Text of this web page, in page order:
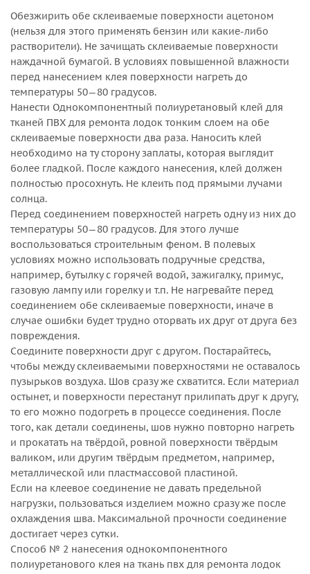
Обезжирить обе склеиваемые поверхности ацетоном
(нельзя для этого применять бензин или какие-либо
растворители). Не зачищать склеиваемые поверхности
наждачной бумагой. В условиях повышенной влажности
перед нанесением клея поверхности нагреть до
температуры 50—80 градусов.
Нанести Однокомпонентный полиуретановый клей для
тканей ПВХ для ремонта лодок тонким слоем на обе
склеиваемые поверхности два раза. Наносить клей
необходимо на ту сторону заплаты, которая выглядит
более гладкой. После каждого нанесения, клей должен
полностью просохнуть. Не клеить под прямыми лучами
солнца.
Перед соединением поверхностей нагреть одну из них до
температуры 50—80 градусов. Для этого лучше
воспользоваться строительным феном. В полевых
условиях можно использовать подручные средства,
например, бутылку с горячей водой, зажигалку, примус,
газовую лампу или горелку и т.п. Не нагревайте перед
соединением обе склеиваемые поверхности, иначе в
случае ошибки будет трудно оторвать их друг от друга без
повреждения.
Соедините поверхности друг с другом. Постарайтесь,
чтобы между склеиваемыми поверхностями не оставалось
пузырьков воздуха. Шов сразу же схватится. Если материал
остынет, и поверхности перестанут прилипать друг к другу,
то его можно подогреть в процессе соединения. После
того, как детали соединены, шов нужно повторно нагреть
и прокатать на твёрдой, ровной поверхности твёрдым
валиком, или другим твёрдым предметом, например,
металлической или пластмассовой пластиной.
Если на клеевое соединение не давать предельной
нагрузки, пользоваться изделием можно сразу же после
охлаждения шва. Максимальной прочности соединение
достигает через сутки.
Способ № 2 нанесения однокомпонентного
полиуретанового клея на ткань пвх для ремонта лодок